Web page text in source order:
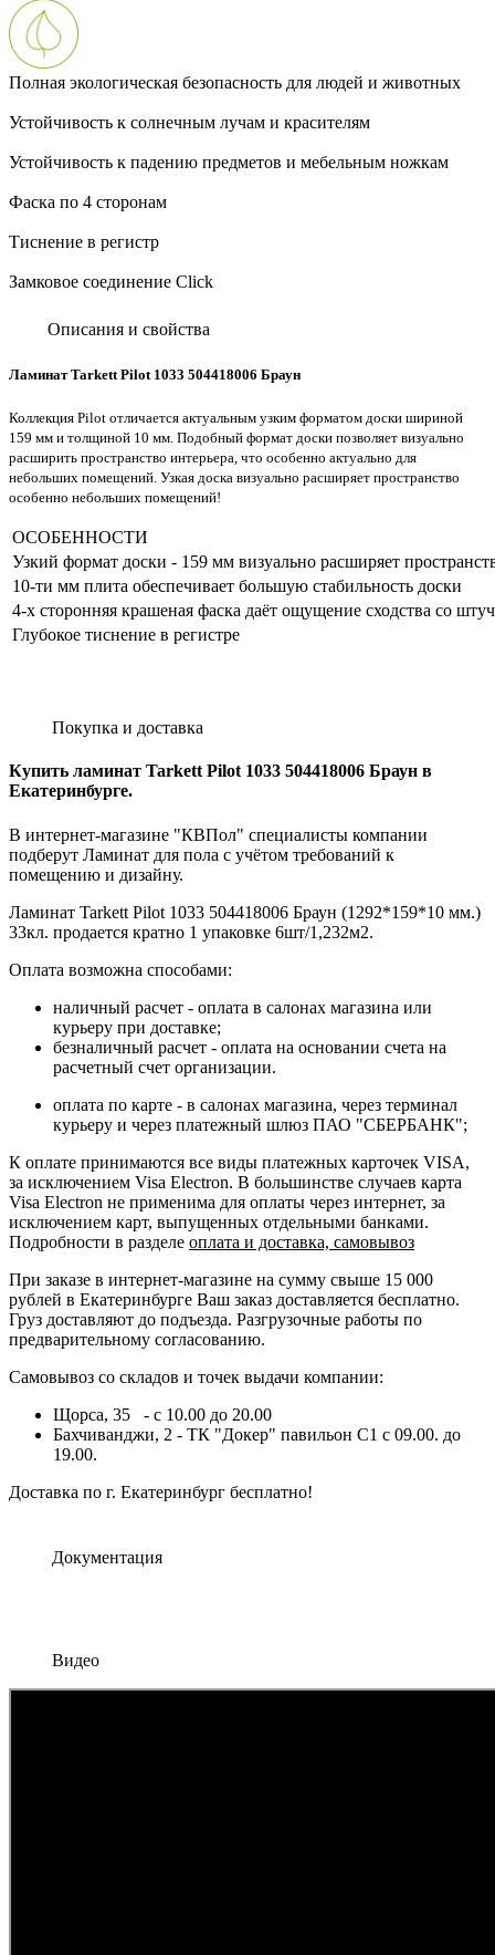
Полная экологическая безопасность для людей и животных
Устойчивость к солнечным лучам и красителям
Устойчивость к падению предметов и мебельным ножкам
Фаска по 4 сторонам
Тиснение в регистр
Замковое соединение Click
Описания и свойства
Ламинат Tarkett Pilot 1033 504418006 Браун
Коллекция Pilot отличается актуальным узким форматом доски шириной
159 мм и толщиной 10 мм. Подобный формат доски позволяет визуально
расширить пространство интерьера, что особенно актуально для
небольших помещений. Узкая доска визуально расширяет пространство
особенно небольших помещений!
ОСОБЕННОСТИ
Узкий формат доски - 159 мм визуально расширяет
10-ти мм плита обеспечивает большую стабильность доски
4-х сторонняя крашеная фаска даёт ощущение сходства со
Глубокое тиснение в регистре
Покупка и доставка
Купить ламинат Tarkett Pilot 1033 504418006 Браун в
Екатеринбурге.
В интернет-магазине "КВПол" специалисты компании
подберут Ламинат для пола с учётом требований к
помещению и дизайну.
Ламинат Tarkett Pilot 1033 504418006 Браун (1292*159*10 мм.)
33кл. продается кратно 1 упаковке 6шт/1,232м2.
Оплата возможна способами:
наличный расчет - оплата в салонах магазина или
курьеру при доставке;
безналичный расчет - оплата на основании счета на
расчетный счет организации.
оплата по карте - в салонах магазина, через терминал
курьеру и через платежный шлюз ПАО "СБЕРБАНК";
К оплате принимаются все виды платежных карточек VISA,
за исключением Visa Electron. В большинстве случаев карта
Visa Electron не применима для оплаты через интернет, за
исключением карт, выпущенных отдельными банками.
Подробности в разделе оплата и доставка, самовывоз
При заказе в интернет-магазине на сумму свыше 15 000
рублей в Екатеринбурге Ваш заказ доставляется бесплатно.
Груз доставляют до подъезда. Разгрузочные работы по
предварительному согласованию.
Самовывоз со складов и точек выдачи компании:
Щорса, 35 - с 10.00 до 20.00
Бахчиванджи, 2 - ТК "Докер" павильон С1 с 09.00. до
19.00.
Доставка по г. Екатеринбург бесплатно!
Документация
Видео